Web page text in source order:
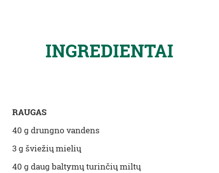
INGREDIENTAI
RAUGAS
40 g drungno vandens
3 g šviežių mielių
40 g daug baltymų turinčių miltų